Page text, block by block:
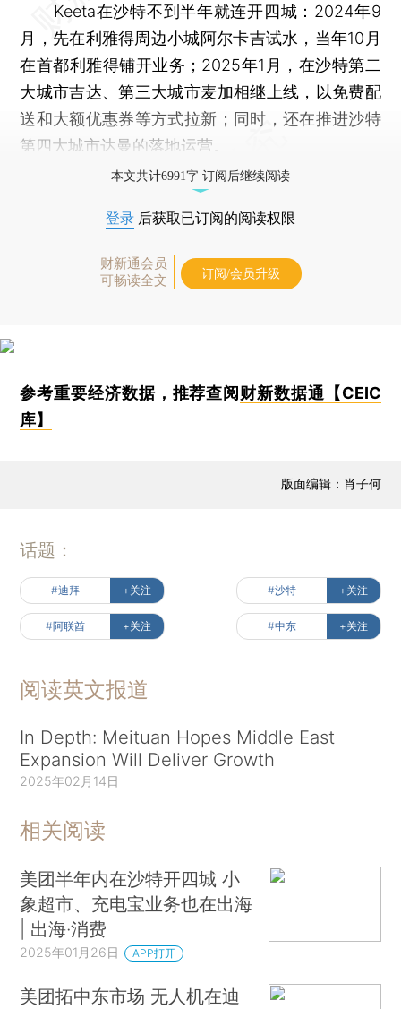
Keeta在沙特不到半年就连开四城：2024年9
月，先在利雅得周边小城阿尔卡吉试水，当年10月
在首都利雅得铺开业务；2025年1月，在沙特第二
大城市吉达、第三大城市麦加相继上线，以免费配
送和大额优惠券等方式拉新；同时，还在推进沙特
第四大城市达曼的落地运营。
本文共计6991字 订阅后继续阅读
登录 后获取已订阅的阅读权限
财新通会员
可畅读全文
订阅/会员升级
参考重要经济数据，推荐查阅 财新数据通【CEIC
库】
版面编辑：肖子何
话题：
#迪拜 +关注 #沙特 +关注
#阿联酋 +关注 #中东 +关注
阅读英文报道
In Depth: Meituan Hopes Middle East
Expansion Will Deliver Growth
2025年02月14日
相关阅读
美团半年内在沙特开四城 小
象超市、充电宝业务也在出海
| 出海·消费
2025年01月26日 APP打开
美团拓中东市场 无人机在迪